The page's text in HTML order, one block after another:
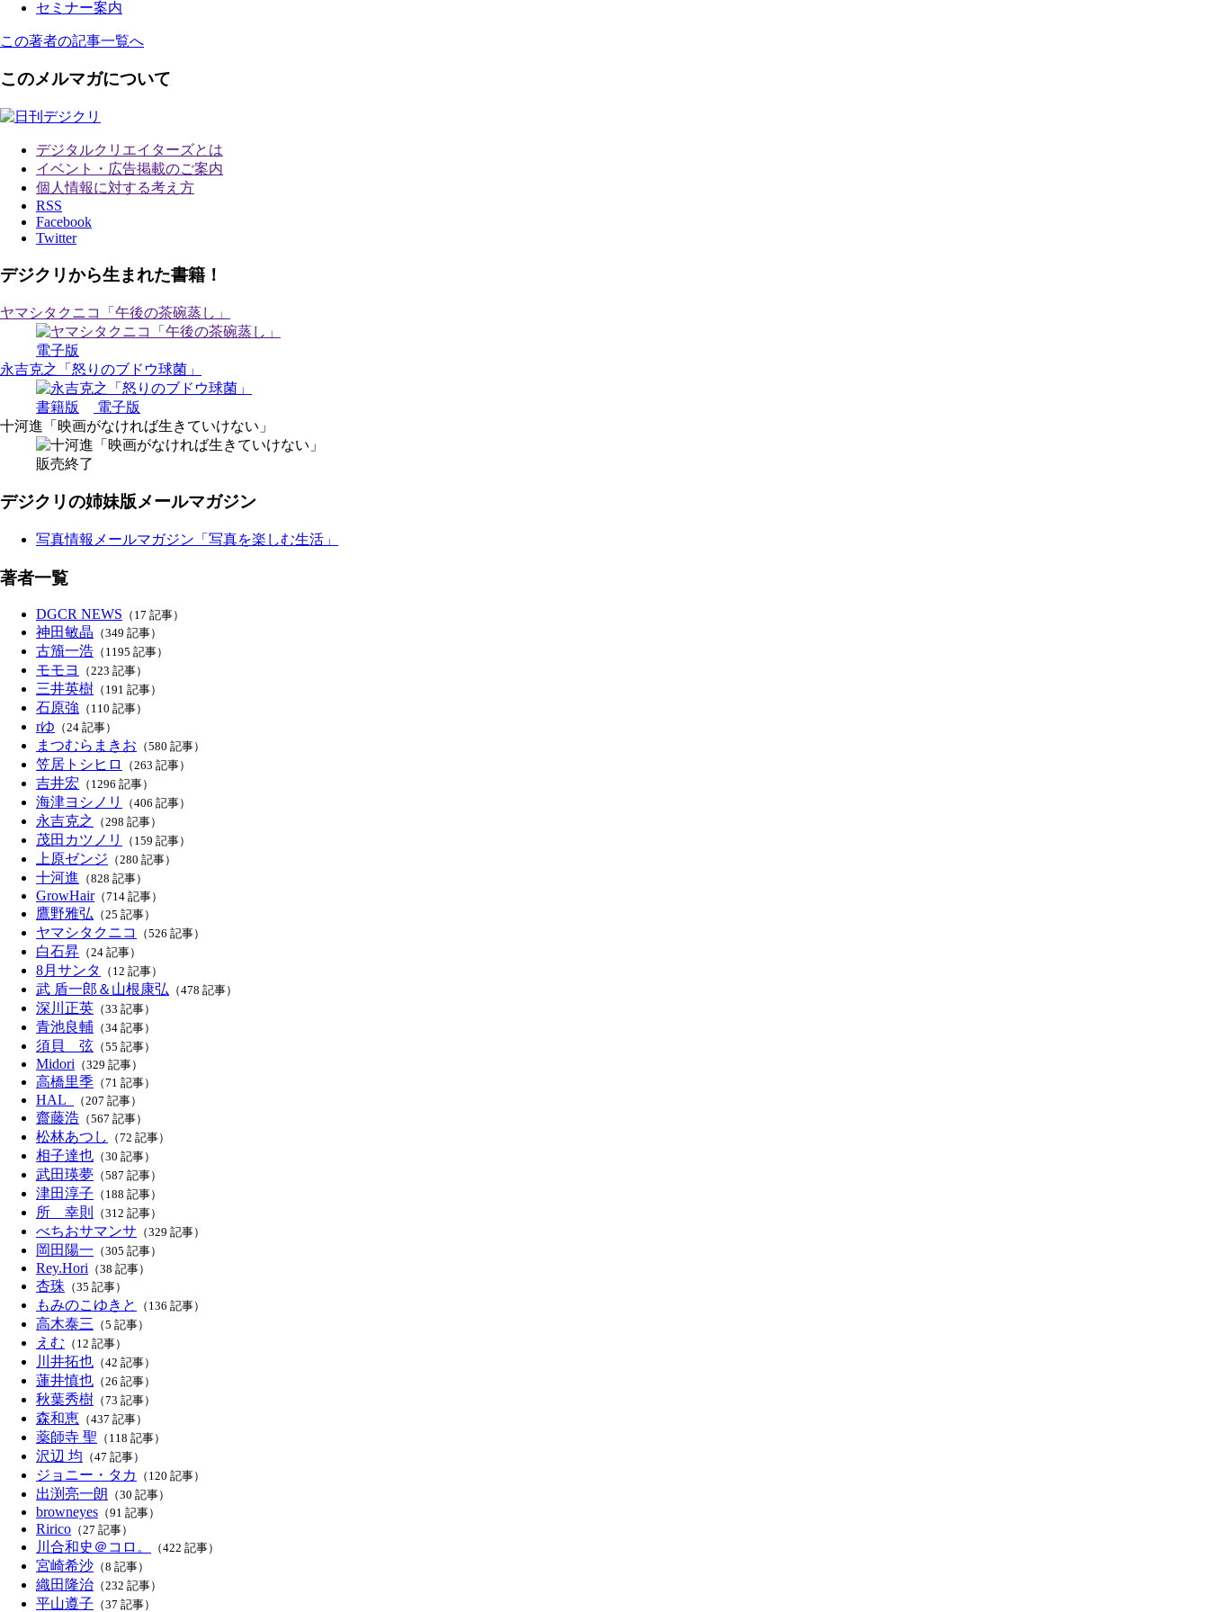
セミナー案内
この著者の記事一覧へ
このメルマガについて
デジタルクリエイターズとは
イベント・広告掲載のご案内
個人情報に対する考え方
RSS
Facebook
Twitter
デジクリから生まれた書籍！
ヤマシタクニコ「午後の茶碗蒸し」
電子版
永吉克之「怒りのブドウ球菌」
書籍版
電子版
十河進「映画がなければ生きていけない」
販売終了
デジクリの姉妹版メールマガジン
写真情報メールマガジン「写真を楽しむ生活」
著者一覧
DGCR NEWS （17 記事）
神田敏晶 （349 記事）
古籏一浩 （1195 記事）
モモヨ （223 記事）
三井英樹 （191 記事）
石原強 （110 記事）
rゆ （24 記事）
まつむらまきお （580 記事）
笠居トシヒロ （263 記事）
吉井宏 （1296 記事）
海津ヨシノリ （406 記事）
永吉克之 （298 記事）
茂田カツノリ （159 記事）
上原ゼンジ （280 記事）
十河進 （828 記事）
GrowHair（714 記事）
鷹野雅弘 （25 記事）
ヤマシタクニコ （526 記事）
白石昇 （24 記事）
8月サンタ （12 記事）
武 盾一郎＆山根康弘 （478 記事）
深川正英 （33 記事）
青池良輔 （34 記事）
須貝 弦 （55 記事）
Midori （329 記事）
高橋里季 （71 記事）
HAL_ （207 記事）
齋藤浩 （567 記事）
松林あつし （72 記事）
相子達也 （30 記事）
武田瑛夢 （587 記事）
津田淳子 （188 記事）
所 幸則 （312 記事）
べちおサマンサ （329 記事）
岡田陽一 （305 記事）
Rey.Hori （38 記事）
杏珠 （35 記事）
もみのこゆきと （136 記事）
高木泰三 （5 記事）
えむ （12 記事）
川井拓也 （42 記事）
蓮井慎也 （26 記事）
秋葉秀樹 （73 記事）
森和恵 （437 記事）
薬師寺 聖 （118 記事）
沢辺 均 （47 記事）
ジョニー・タカ （120 記事）
出渕亮一朗 （30 記事）
browneyes （91 記事）
Ririco （27 記事）
川合和史＠コロ。 （422 記事）
宮崎希沙 （8 記事）
織田隆治 （232 記事）
平山遵子 （37 記事）